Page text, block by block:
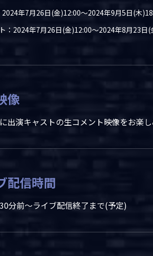
2024年7月26日(金)12:00～2024年9月5日(木
：2024年7月26日(金)12:00～2024年8月23日
像
出演キャストの生コメント映像をお楽し
配信時間
分前～ライブ配信終了まで(予定)